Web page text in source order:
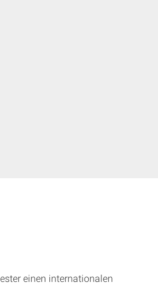
einen internationalen